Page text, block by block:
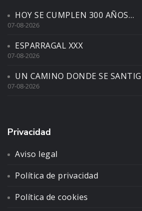
HOY SE CUMPLEN 300 AÑOS…
07-08-2026
ESPARRAGAL XXX
07-08-2026
UN CAMINO DONDE SE
07-08-2026
Privacidad
Aviso legal
Política de privacidad
Política de cookies